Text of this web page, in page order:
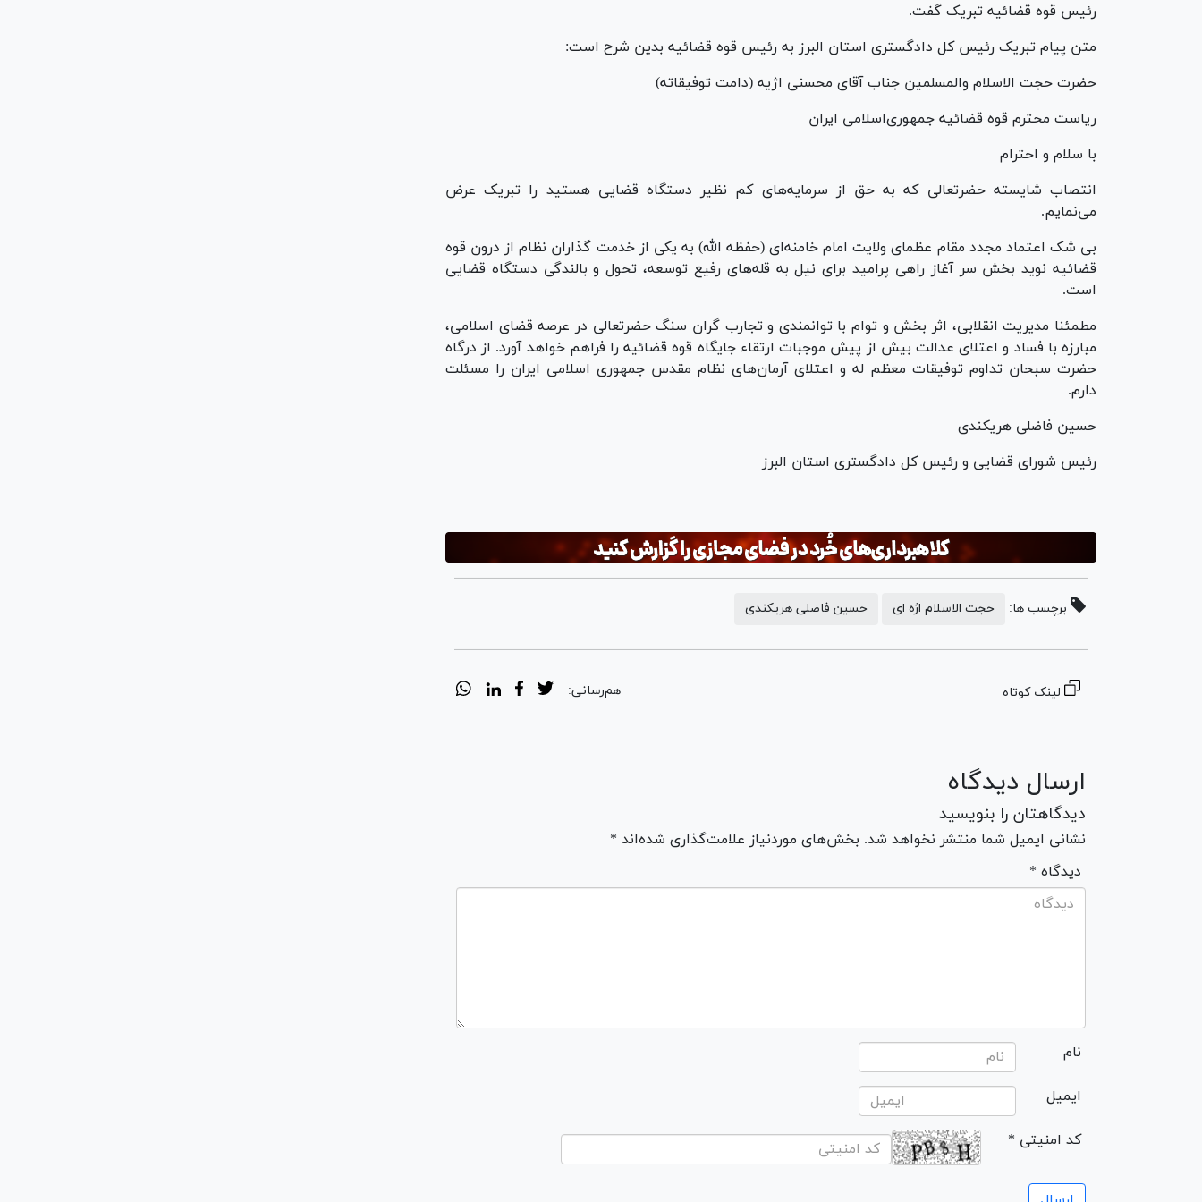
رئیس قوه قضائیه تبریک گفت.
متن پیام تبریک رئیس کل دادگستری استان البرز به رئیس قوه قضائیه بدین شرح است:
حضرت حجت الاسلام والمسلمین جناب آقای محسنی اژیه (دامت توفیقاته)
ریاست محترم قوه قضائیه جمهوری‌اسلامی ایران
با سلام و احترام
انتصاب شایسته حضرتعالی که به حق از سرمایه‌های کم نظیر دستگاه قضایی هستید را تبریک عرض
می‌نمایم.
بی شک اعتماد مجدد مقام عظمای ولایت امام خامنه‌ای (حفظه الله) به یکی از خدمت گذاران نظام از درون قوه
قضائیه نوید بخش سر آغاز راهی پرامید برای نیل به قله‌های رفیع توسعه، تحول و بالندگی دستگاه قضایی
است.
مطمئنا مدیریت انقلابی، اثر بخش و توام با توانمندی و تجارب گران سنگ حضرتعالی در عرصه قضای اسلامی،
مبارزه با فساد و اعتلای عدالت بیش از پیش موجبات ارتقاء جایگاه قوه قضائیه را فراهم خواهد آورد. از درگاه
حضرت سبحان تداوم توفیقات معظم له و اعتلای آرمان‌های نظام مقدس جمهوری اسلامی ایران را مسئلت
دارم.
حسین فاضلی هریکندی
رئیس شورای قضایی و رئیس کل دادگستری استان البرز
برچسب ها: حجت الاسلام اژه ای حسین فاضلی هریکندی
لینک کوتاه هم‌رسانی:
ارسال دیدگاه
دیدگاهتان را بنویسید
نشانی ایمیل شما منتشر نخواهد شد. بخش‌های موردنیاز علامت‌گذاری شده‌اند *
* دیدگاه
نام
ایمیل
* کد امنیتی